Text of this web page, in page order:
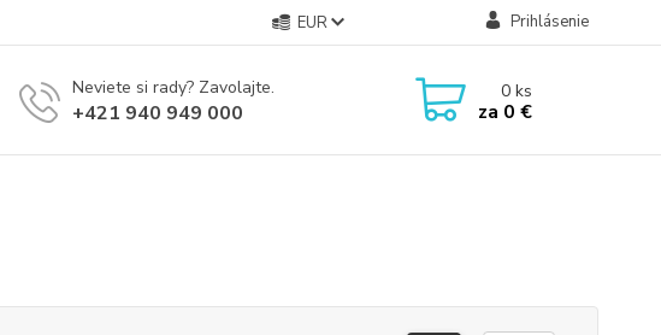
EUR Prihlásenie
Neviete si rady? Zavolajte.
+421 940 949 000
0ks
za 0 €